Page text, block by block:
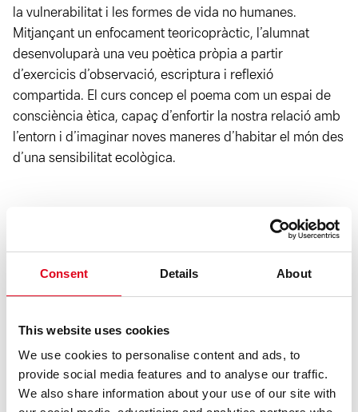
Consent Details About
This website uses cookies
We use cookies to personalise content and ads, to
provide social media features and to analyse our traffic.
We also share information about your use of our site with
la vulnerabilitat i les formes de vida no humanes.
Mitjançant un enfocament teoricopràctic, l’alumnat
desenvoluparà una veu poètica pròpia a partir
d’exercicis d’observació, escriptura i reflexió
compartida. El curs concep el poema com un espai de
consciència ètica, capaç d’enfortir la nostra relació amb
l’entorn i d’imaginar noves maneres d’habitar el món des
d’una sensibilitat ecològica.